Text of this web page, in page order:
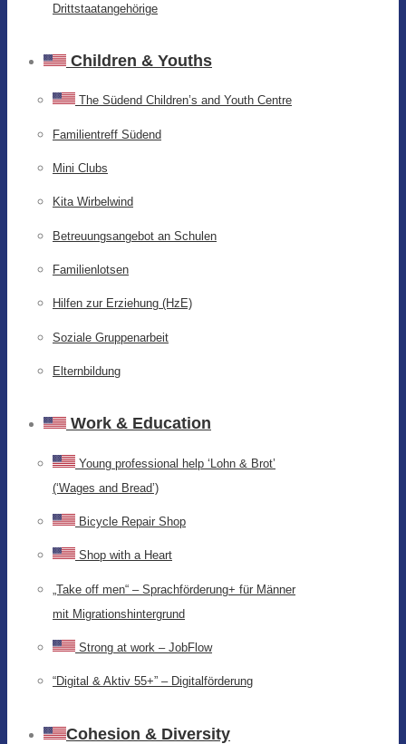
Drittstaatangehörige
Children & Youths
The Südend Children’s and Youth Centre
Familientreff Südend
Mini Clubs
Kita Wirbelwind
Betreuungsangebot an Schulen
Familienlotsen
Hilfen zur Erziehung (HzE)
Soziale Gruppenarbeit
Elternbildung
Work & Education
Young professional help ‘Lohn & Brot’
(‘Wages and Bread’)
Bicycle Repair Shop
Shop with a Heart
„Take off men“ – Sprachförderung+ für Männer
mit Migrationshintergrund
Strong at work – JobFlow
“Digital & Aktiv 55+” – Digitalförderung
Cohesion & Diversity